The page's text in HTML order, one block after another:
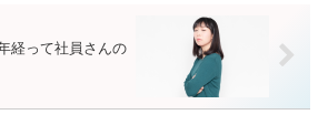
経って社員さんの